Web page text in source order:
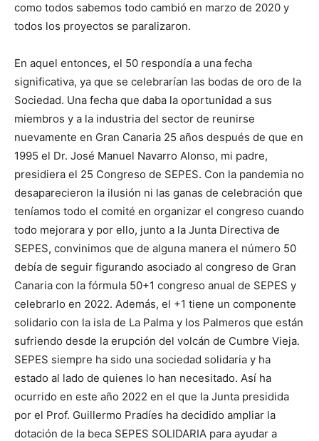
como todos sabemos todo cambió en marzo de 2020 y
todos los proyectos se paralizaron.
En aquel entonces, el 50 respondía a una fecha
significativa, ya que se celebrarían las bodas de oro de la
Sociedad. Una fecha que daba la oportunidad a sus
miembros y a la industria del sector de reunirse
nuevamente en Gran Canaria 25 años después de que en
1995 el Dr. José Manuel Navarro Alonso, mi padre,
presidiera el 25 Congreso de SEPES. Con la pandemia no
desaparecieron la ilusión ni las ganas de celebración que
teníamos todo el comité en organizar el congreso cuando
todo mejorara y por ello, junto a la Junta Directiva de
SEPES, convinimos que de alguna manera el número 50
debía de seguir figurando asociado al congreso de Gran
Canaria con la fórmula 50+1 congreso anual de SEPES y
celebrarlo en 2022. Además, el +1 tiene un componente
solidario con la isla de La Palma y los Palmeros que están
sufriendo desde la erupción del volcán de Cumbre Vieja.
SEPES siempre ha sido una sociedad solidaria y ha
estado al lado de quienes lo han necesitado. Así ha
ocurrido en este año 2022 en el que la Junta presidida
por el Prof. Guillermo Pradíes ha decidido ampliar la
dotación de la beca SEPES SOLIDARIA para ayudar a